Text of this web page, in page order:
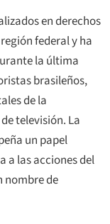
en derechos
federal y ha
la última
brasileños,
de la
televisión. La
un papel
a las acciones del
nombre de